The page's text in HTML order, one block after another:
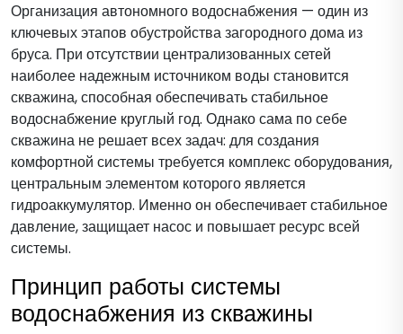
Организация автономного водоснабжения — один из
ключевых этапов обустройства загородного дома из
бруса. При отсутствии централизованных сетей
наиболее надежным источником воды становится
скважина, способная обеспечивать стабильное
водоснабжение круглый год. Однако сама по себе
скважина не решает всех задач: для создания
комфортной системы требуется комплекс оборудования,
центральным элементом которого является
гидроаккумулятор. Именно он обеспечивает стабильное
давление, защищает насос и повышает ресурс всей
системы.
Принцип работы системы
водоснабжения из скважины